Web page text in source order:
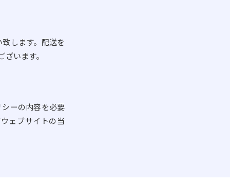
します。配送を
います。
ーの内容を必要
ェブサイトの当